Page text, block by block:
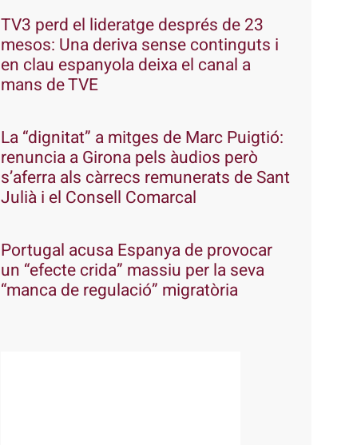
TV3 perd el lideratge després de 23
mesos: Una deriva sense continguts i
en clau espanyola deixa el canal a
mans de TVE
La “dignitat” a mitges de Marc Puigtió:
renuncia a Girona pels àudios però
s’aferra als càrrecs remunerats de Sant
Julià i el Consell Comarcal
Portugal acusa Espanya de provocar
un “efecte crida” massiu per la seva
“manca de regulació” migratòria